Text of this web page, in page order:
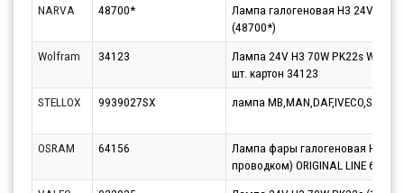
NARVA 48700*
Лампа галогеновая H3 24V 70W
(48700*)
Wolfram
34123
Лампа 24V H3 70W PK22s
шт. картон 34123
STELLOX
9939027SX лампа
OSRAM 64156
Лампа фары галогеновая H3
проводком) ORIGINAL LINE 64156